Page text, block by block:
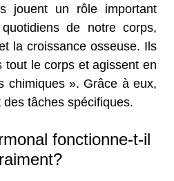
jouent un rôle important
de notre corps,
la croissance osseuse. Ils
tout le corps et agissent en
chimiques ». Grâce à eux,
des tâches spécifiques.
fonctionne-t-il